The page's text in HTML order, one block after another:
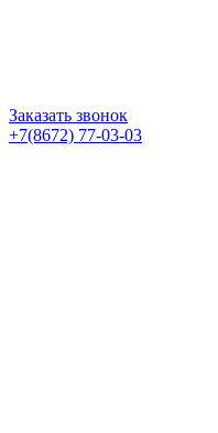
Заказать звонок
+7(8672) 77-03-03